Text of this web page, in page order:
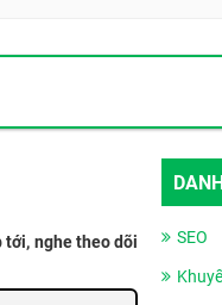
nghe theo dõi
SEO